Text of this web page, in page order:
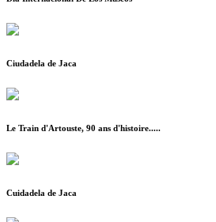
Ciudadela de Jaca
Le Train d'Artouste, 90 ans d'histoire.....
Cuidadela de Jaca